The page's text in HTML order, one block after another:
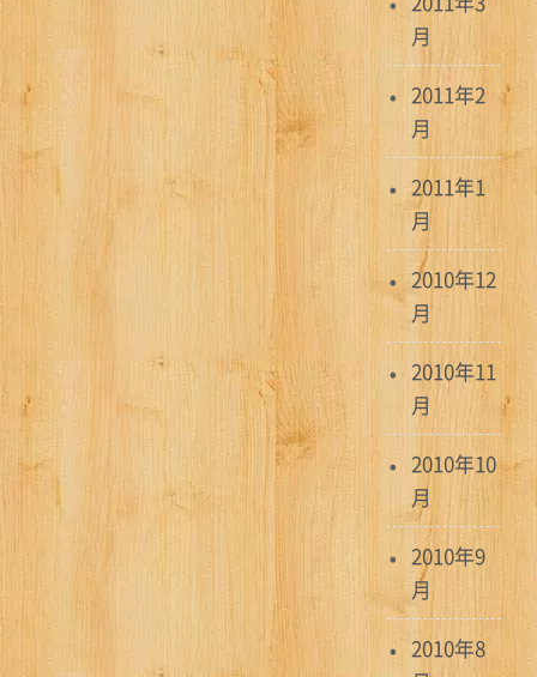
月
2011年2
月
2011年1
月
2010年12
月
2010年11
月
2010年10
月
2010年9
月
2010年8